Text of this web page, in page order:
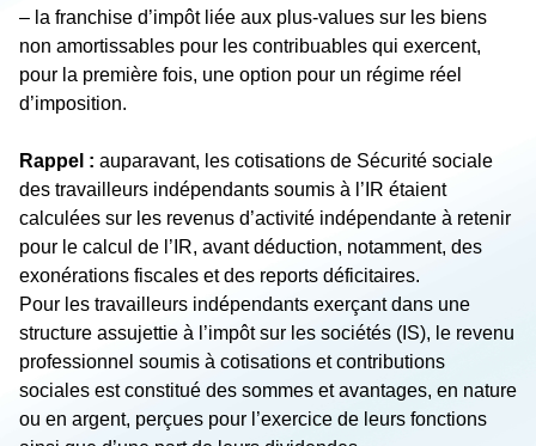
– la franchise d’impôt liée aux plus-values sur les biens
non amortissables pour les contribuables qui exercent,
pour la première fois, une option pour un régime réel
d’imposition.
Rappel : auparavant, les cotisations de Sécurité sociale
des travailleurs indépendants soumis à l’IR étaient
calculées sur les revenus d’activité indépendante à retenir
pour le calcul de l’IR, avant déduction, notamment, des
exonérations fiscales et des reports déficitaires.
Pour les travailleurs indépendants exerçant dans une
structure assujettie à l’impôt sur les sociétés (IS), le revenu
professionnel soumis à cotisations et contributions
sociales est constitué des sommes et avantages, en nature
ou en argent, perçues pour l’exercice de leurs fonctions